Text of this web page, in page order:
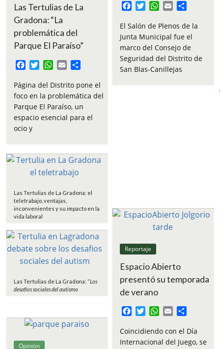
Las Tertulias de La
Gradona: “La
problemática del
Parque El Paraíso”
c
e
b
o
k
i
t
t
e
W
a
t
s
A
a
i
l
m
p
a
r
Página del Distrito pone el
foco en la problemática del
Parque El Paraíso, un
espacio esencial para el
ocio y
Las Tertulias de La Gradona: el
teletrabajo, ventajas,
inconvenientes y su impacto en la
vida laboral
Las Tertulias de La Gradona: “Los
desafíos sociales del autismo
Opinión
c
e
b
o
o
k
t
t
e
r
W
a
t
s
A
p
p
a
i
l
m
p
a
r
El Salón de Plenos de la
Junta Municipal fue el
marco del Consejo de
Seguridad del Distrito de
San Blas-Canillejas
Reportaje
Espacio Abierto
presentó su temporada
de verano
c
e
i
t
W
a
t
a
i
m
p
Coincidiendo con el Día
Internacional del Juego, se